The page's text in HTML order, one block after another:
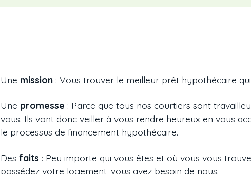
Une mission : Vous trouver le meilleur prêt hypothécaire qui
Une promesse : Parce que tous nos courtiers sont
vous. Ils vont donc veiller à vous rendre heureux en vous
le processus de financement hypothécaire.
Des faits : Peu importe qui vous êtes et où vous vous
possédez votre logement, vous avez besoin de nous.